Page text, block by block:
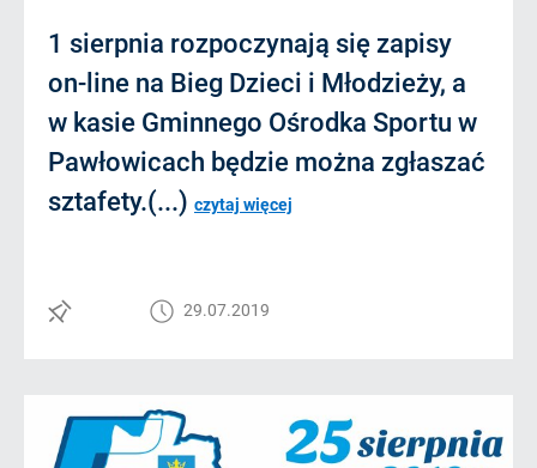
1 sierpnia rozpoczynają się zapisy
on-line na Bieg Dzieci i Młodzieży, a
w kasie Gminnego Ośrodka Sportu w
Pawłowicach będzie można zgłaszać
sztafety.(...) czytaj więcej
29.07.2019